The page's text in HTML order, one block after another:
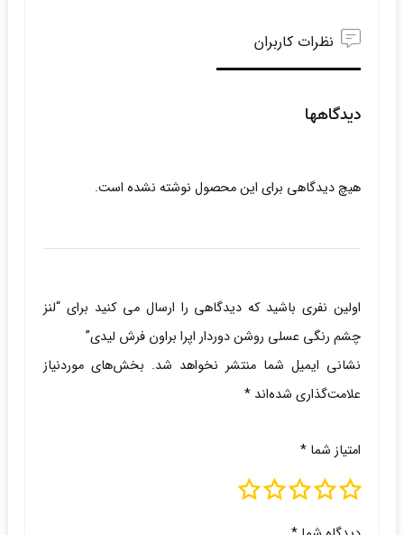
نظرات کاربران
دیدگاهها
هیچ دیدگاهی برای این محصول نوشته نشده است.
اولین نفری باشید که دیدگاهی را ارسال می کنید برای “لنز
چشم رنگی عسلی روشن دوردار اپرا براون فرش لیدی”
نشانی ایمیل شما منتشر نخواهد شد. بخش‌های موردنیاز
علامت‌گذاری شده‌اند *
امتیاز شما *